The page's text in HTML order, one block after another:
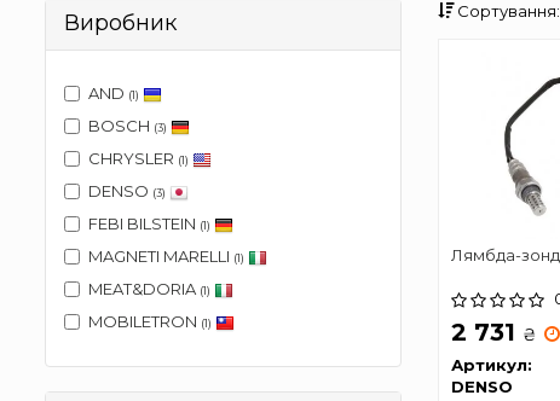
Виробник
AND (1)
BOSCH (3)
CHRYSLER (1)
DENSO (3)
FEBI BILSTEIN (1)
MAGNETI MARELLI (1)
MEAT&DORIA (1)
MOBILETRON (1)
Сортування:
Лямбда-зонд
2 731 ₴
Артикул:
DENSO